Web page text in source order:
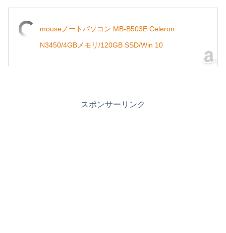
mouseノートパソコン MB-B503E Celeron
N3450/4GBメモリ/120GB SSD/Win 10
スポンサーリンク